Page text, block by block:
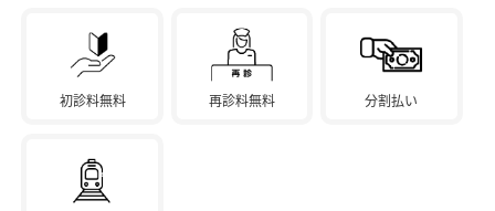
初診料無料 再診料無料 分割払い